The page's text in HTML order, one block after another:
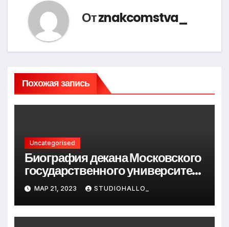
Отznakcomstva_
Похожая запись
Uncategorised
Биография декана Московского
государственного университета
Андрея Сидорова — от студента
до руководителя
МАР 21, 2023 STUDIOHALLO_